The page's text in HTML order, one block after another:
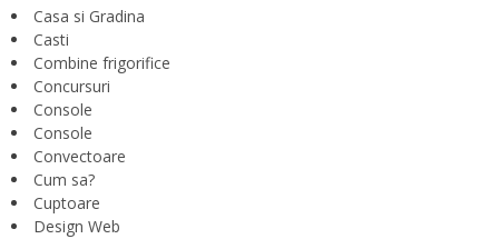
Casa si Gradina
Casti
Combine frigorifice
Concursuri
Console
Console
Convectoare
Cum sa?
Cuptoare
Design Web